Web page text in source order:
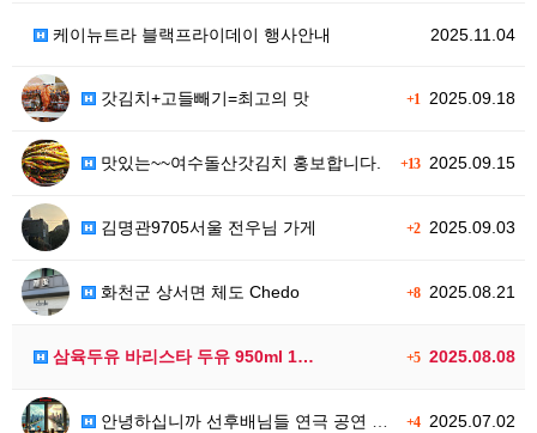
2025.11.04
케이뉴트라 블랙프라이데이 행사안내
+1 2025.09.18
갓김치+고들빼기=최고의 맛
+132025.09.15
맛있는~~여수돌산갓김치 홍보합니다.
+22025.09.03
김명관9705서울 전우님 가게
+82025.08.21
화천군 상서면 체도 Chedo
+52025.08.08
삼육두유 바리스타 두유 950ml 1…
+42025.07.02
안녕하십니까 선후배님들 연극 공연 소…